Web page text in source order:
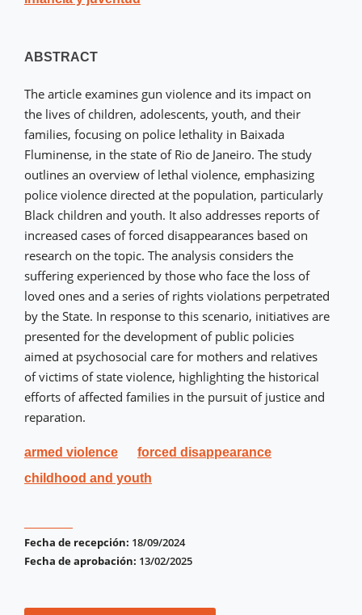
ABSTRACT
The article examines gun violence and its impact on
the lives of children, adolescents, youth, and their
families, focusing on police lethality in Baixada
Fluminense, in the state of Rio de Janeiro. The study
outlines an overview of lethal violence, emphasizing
police violence directed at the population, particularly
Black children and youth. It also addresses reports of
increased cases of forced disappearances based on
research on the topic. The analysis considers the
suffering experienced by those who face the loss of
loved ones and a series of rights violations perpetrated
by the State. In response to this scenario, initiatives are
presented for the development of public policies
aimed at psychosocial care for mothers and relatives
of victims of state violence, highlighting the historical
efforts of affected families in the pursuit of justice and
reparation.
armed violence
forced disappearance
childhood and youth
Fecha de recepción: 18/09/2024
Fecha de aprobación: 13/02/2025